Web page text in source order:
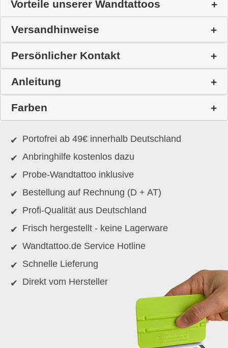
Vorteile unserer Wandtattoos
Versandhinweise
Persönlicher Kontakt
Anleitung
Farben
Portofrei ab 49€ innerhalb Deutschland
Anbringhilfe kostenlos dazu
Probe-Wandtattoo inklusive
Bestellung auf Rechnung (D + AT)
Profi-Qualität aus Deutschland
Frisch hergestellt - keine Lagerware
Wandtattoo.de Service Hotline
Schnelle Lieferung
Direkt vom Hersteller